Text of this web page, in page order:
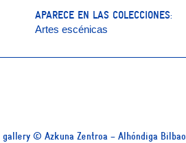
APARECE EN LAS COLECCIONES:
Artes escénicas
© Azkuna Zentroa – Alhóndiga Bilbao